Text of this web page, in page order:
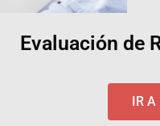
Evaluación de
IR A